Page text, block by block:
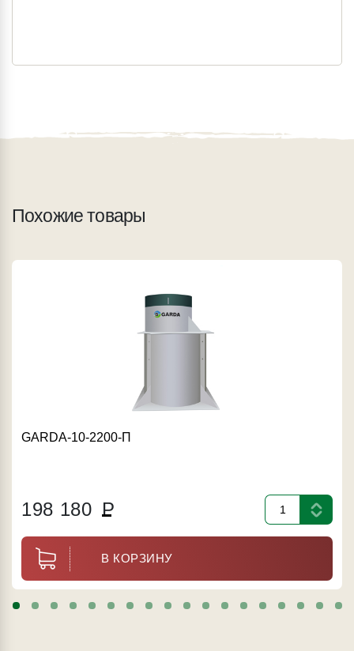
Похожие товары
GARDA-10-2200-П
198 180 Р
В КОРЗИНУ